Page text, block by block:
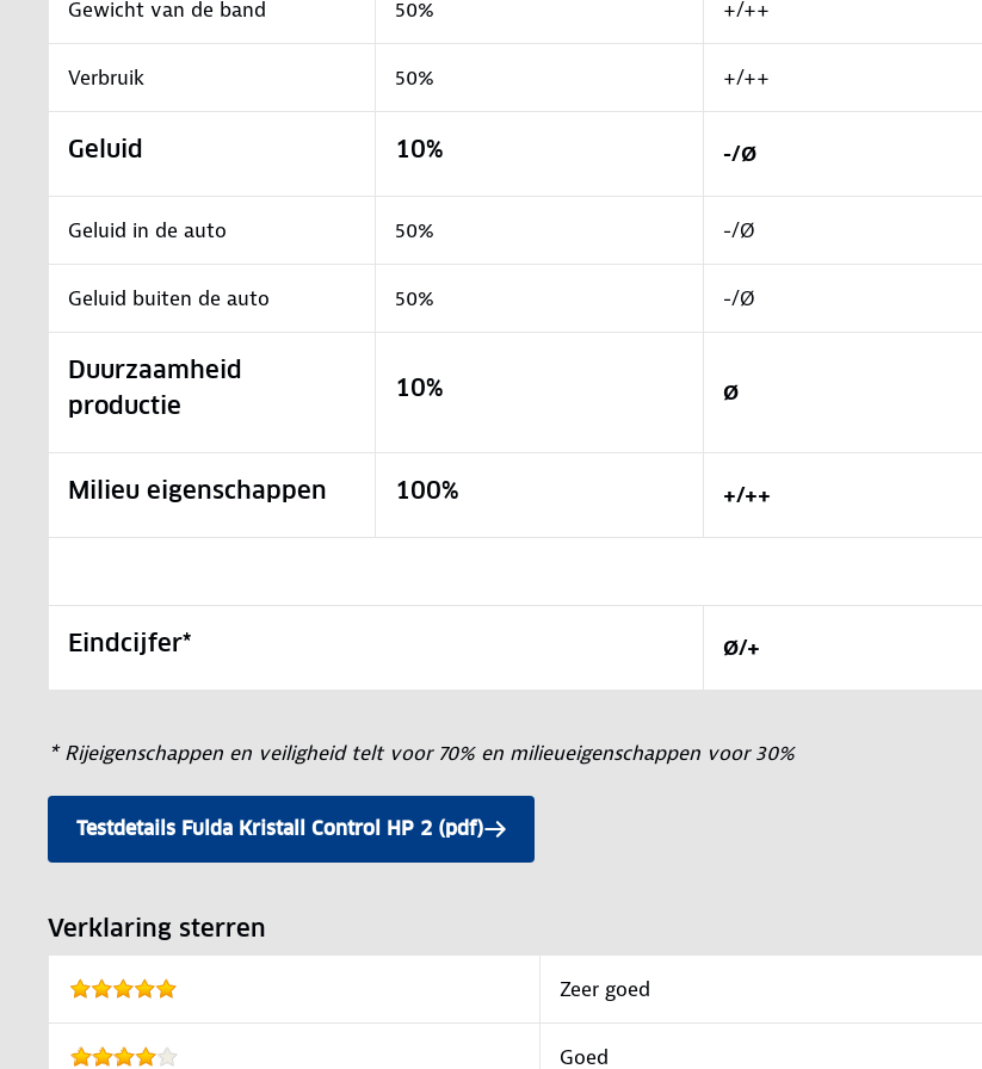
Gewicht van de band 50% +/++
Verbruik 50% +/++
Geluid 10% -/Ø
Geluid in de auto 50% -/Ø
Geluid buiten de auto 50% -/Ø
Duurzaamheid
productie
10% Ø
Milieu eigenschappen 100% +/++
Eindcijfer* Ø/+
* Rijeigenschappen en veiligheid telt voor 70% en milieueigenschappen voor 30%
Testdetails Fulda Kristall Control HP 2 (pdf)
Verklaring sterren
Zeer goed
Goed